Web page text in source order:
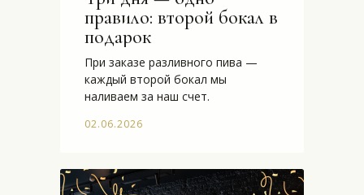
правило: второй бокал в
подарок
При заказе разливного пива —
каждый второй бокал мы
наливаем за наш счет.
02.06.2026